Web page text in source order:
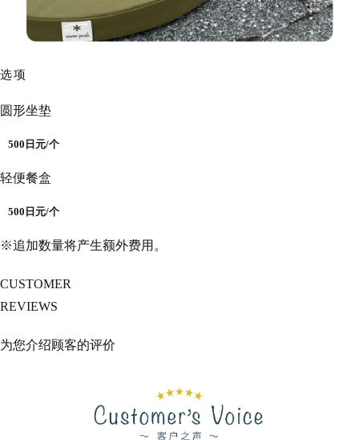
选项
圆形坐垫
500日元/个
轻便餐盒
500日元/个
※追加数量将产生额外费用。
CUSTOMER
REVIEWS
为您介绍顾客的评价